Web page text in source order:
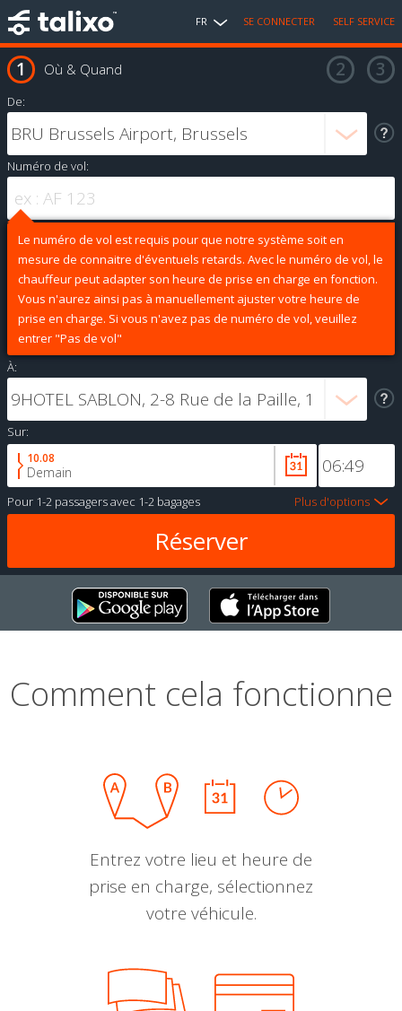
FR SE CONNECTER SELF SERVICE
Où & Quand
De:
Numéro de vol:
Le numéro de vol est requis pour que notre système soit en
mesure de connaitre d'éventuels retards. Avec le numéro de vol, le
chauffeur peut adapter son heure de prise en charge en fonction.
Vous n'aurez ainsi pas à manuellement ajuster votre heure de
prise en charge. Si vous n'avez pas de numéro de vol, veuillez
entrer "Pas de vol"
À:
Sur:
10.08
Demain
Pour 1-2 passagersavec 1-2 bagages Plus d'options
Comment cela fonctionne
Entrez votre lieu et heure de
prise en charge, sélectionnez
votre véhicule.